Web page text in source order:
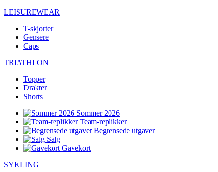
LEISUREWEAR
T-skjorter
Gensere
Caps
TRIATHLON
Topper
Drakter
Shorts
Sommer 2026
Team-replikker
Begrensede utgaver
Salg
Gavekort
SYKLING